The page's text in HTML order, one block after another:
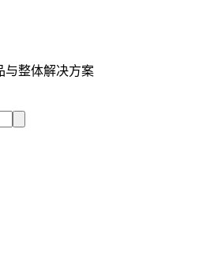
与整体解决方案